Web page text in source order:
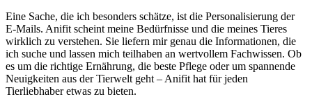
Eine Sache, die ich besonders schätze, ist die Personalisierung der
E-Mails. Anifit scheint⁣ meine Bedürfnisse und die meines Tieres
wirklich zu verstehen. Sie liefern ⁢mir genau die Informationen, die
ich suche ‍und lassen mich teilhaben an wertvollem Fachwissen. Ob
es um die richtige Ernährung, die ⁢beste Pflege⁣ oder um spannende
Neuigkeiten aus der Tierwelt geht – Anifit hat für jeden
Tierliebhaber etwas zu bieten.